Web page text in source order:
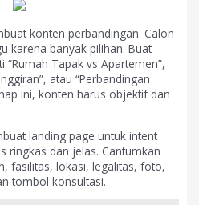
konten perbandingan. Calon
karena banyak pilihan. Buat
Tapak vs Apartemen”,
atau “Perbandingan
ini, konten harus objektif dan
landing page untuk intent
ringkas dan jelas. Cantumkan
fasilitas, lokasi, legalitas, foto,
tombol konsultasi.